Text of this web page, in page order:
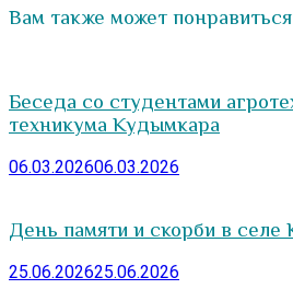
Вам также может понравиться
Беседа со студентами
техникума Кудымкара
06.03.202606.03.2026
День памяти и скорби в селе
25.06.202625.06.2026